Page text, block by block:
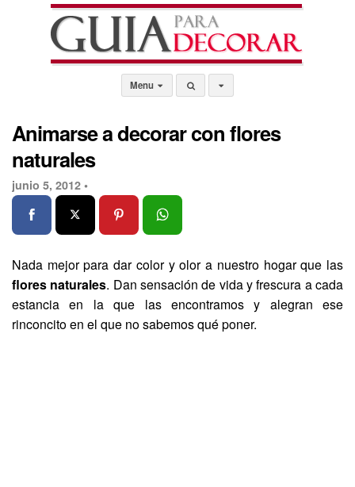
Menu
Animarse a decorar con flores
naturales
junio 5, 2012 •
Nada mejor para dar color y olor a nuestro hogar que las
flores naturales. Dan sensación de vida y frescura a cada
estancia en la que las encontramos y alegran ese
rinconcito en el que no sabemos qué poner.